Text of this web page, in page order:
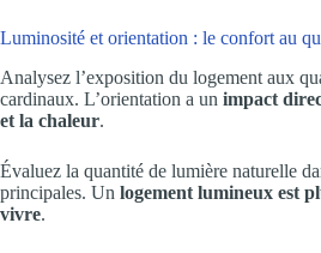
Luminosité et orientation : le confort au
Analysez l’exposition du logement aux
cardinaux. L’orientation a un impact
et la chaleur.
Évaluez la quantité de lumière naturelle
principales. Un logement lumineux est
vivre.